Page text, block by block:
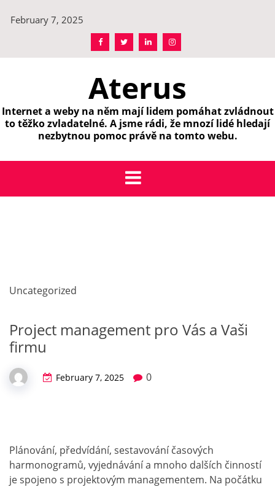
February 7, 2025
Aterus
Internet a weby na něm mají lidem pomáhat zvládnout
to těžko zvladatelné. A jsme rádi, že mnozí lidé hledají
nezbytnou pomoc právě na tomto webu.
Uncategorized
Project management pro Vás a Vaši
firmu
February 7, 2025 0
Plánování, předvídání, sestavování časových
harmonogramů, vyjednávání a mnoho dalších činností
je spojeno s projektovým managementem. Na počátku